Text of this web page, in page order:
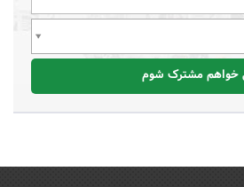
خواهم مشترک شوم